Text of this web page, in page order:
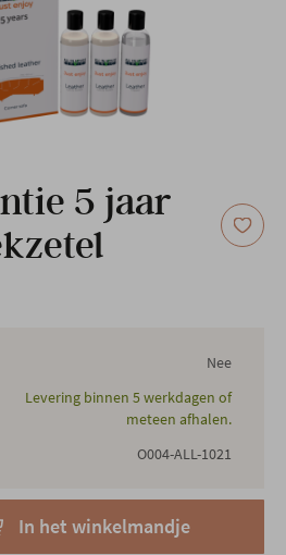
5 jaar
Nee
Levering binnen 5 werkdagen of
meteen afhalen.
O004-ALL-1021
In het winkelmandje